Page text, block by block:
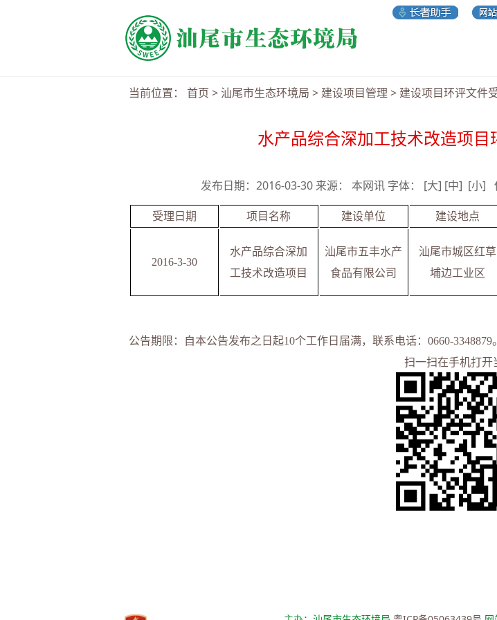
当前位置： 首页 > 汕尾市生态环境局 > 建设项目管理 > 建设项目环评文件
水产品综合深加工技术改造项
发布日期：2016-03-30 来源： 本网讯 字体： [大] [中] [小]
受理日期 项目名称 建设单位 建设地点
2016-3-30
水产品综合深加
工技术改造项目
汕尾市五丰水产
食品有限公司
汕尾市城区红草
埔边工业区
公告期限：自本公告发布之日起10个工作日届满，联系电话：0660-3348879。
扫一扫在手机打开